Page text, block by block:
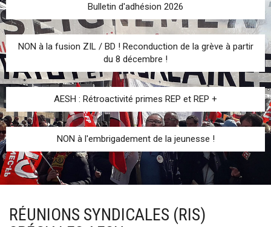
Bulletin d'adhésion 2026
NON à la fusion ZIL / BD ! Reconduction de la grève à partir
du 8 décembre !
AESH : Rétroactivité primes REP et REP +
NON à l'embrigadement de la jeunesse !
RÉUNIONS SYNDICALES (RIS)